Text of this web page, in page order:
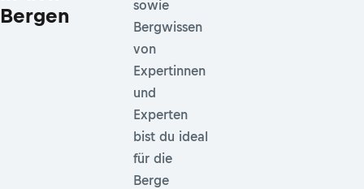
Bergen
sowie
Bergwissen
von
Expertinnen
und
Experten
bist du ideal
für die
Berge